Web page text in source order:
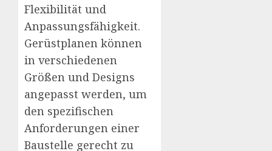
Flexibilität und
Anpassungsfähigkeit.
Gerüstplanen können
in verschiedenen
Größen und Designs
angepasst werden, um
den spezifischen
Anforderungen einer
Baustelle gerecht zu